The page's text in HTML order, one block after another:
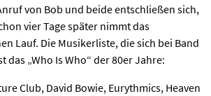
von Bob und beide entschließen sich,
vier Tage später nimmt das
Lauf. Die Musikerliste, die sich bei Band
das „Who Is Who“ der 80er Jahre:
Club, David Bowie, Eurythmics, Heaven